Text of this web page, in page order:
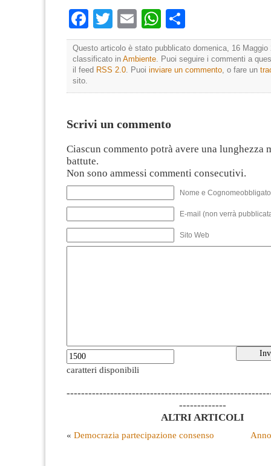
Facebook
TwitterEmailWhatsApp
Questo articolo è stato pubblicato domenica, 16 Maggio
classificato in Ambiente. Puoi seguire i commenti a
il feed RSS 2.0. Puoi inviare un commento, o fare un
sito.
Scrivi un commento
Ciascun commento potrà avere una lunghezza
battute.
Non sono ammessi commenti consecutivi.
Nome e
E-mail (non verrà
Sito Web
caratteri disponibili
-------------
ALTRI ARTICOLI
« Democrazia partecipazione consenso